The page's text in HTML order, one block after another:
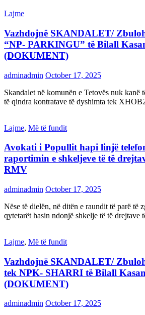
Lajme
Vazhdojnë SKANDALET/
“NP- PARKINGU” të Bilall
(DOKUMENT)
adminadmin October 17, 2025
Skandalet në komunën e Tetovës nuk kanë
të qindra kontratave të dyshimta tek
Lajme, Më të fundit
Avokati i Popullit hapi linjë
raportimin e shkeljeve të të
RMV
adminadmin October 17, 2025
Nëse të dielën, në ditën e raundit të parë të
qytetarët hasin ndonjë shkelje të të drejtave
Lajme, Më të fundit
Vazhdojnē SKANDALET/
tek NPK- SHARRI të Bilall
(DOKUMENT)
adminadmin October 17, 2025